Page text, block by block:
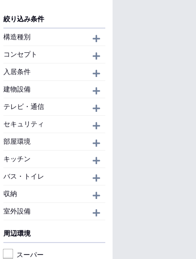
絞り込み条件
構造種別
コンセプト
入居条件
建物設備
テレビ・通信
セキュリティ
部屋環境
キッチン
バス・トイレ
収納
室外設備
周辺環境
スーパー